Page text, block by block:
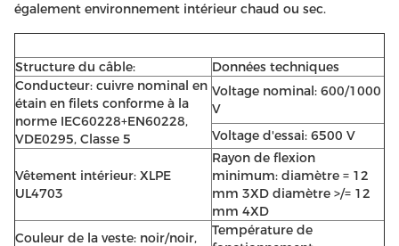
également environnement intérieur chaud ou sec.
Structure du câble:
Données techniques
Conducteur: cuivre nominal en
étain en filets conforme à la
norme IEC60228+EN60228,
VDE0295, Classe 5
Voltage nominal: 600/1000
V
Voltage d'essai: 6500 V
Vêtement intérieur: XLPE
UL4703
Rayon de flexion
minimum: diamètre = 12
mm 3XD diamètre >/= 12
mm 4XD
Couleur de la veste: noir/noir,
Température de